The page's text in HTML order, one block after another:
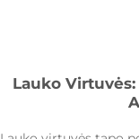
Lauko